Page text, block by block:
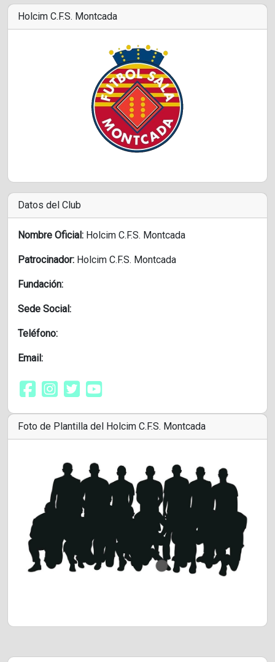
Holcim C.F.S. Montcada
Datos del Club
Nombre Oficial: Holcim C.F.S. Montcada
Patrocinador: Holcim C.F.S. Montcada
Fundación:
Sede Social:
Teléfono:
Email:
Foto de Plantilla del Holcim C.F.S. Montcada